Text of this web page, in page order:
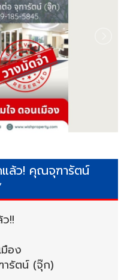
ล้ว! คุณจุฑารัตน์
!!
อง
รัตน์ (จุ๊ก)